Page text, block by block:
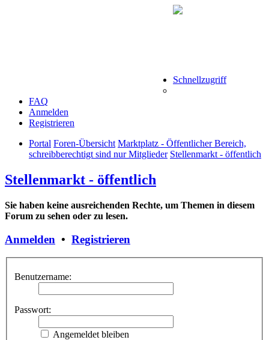
Schnellzugriff
FAQ
Anmelden
Registrieren
Portal Foren-Übersicht Marktplatz - Öffentlicher Bereich,
schreibberechtigt sind nur Mitglieder Stellenmarkt - öffentlich
Stellenmarkt - öffentlich
Sie haben keine ausreichenden Rechte, um Themen in diesem
Forum zu sehen oder zu lesen.
Anmelden • Registrieren
Benutzername:
Passwort:
Angemeldet bleiben